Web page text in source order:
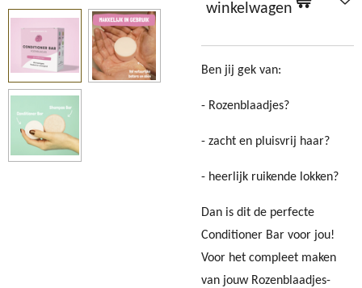
winkelwagen
Ben jij gek van:
- Rozenblaadjes?
- zacht en pluisvrij haar?
- heerlijk ruikende lokken?
Dan is dit de perfecte
Conditioner Bar voor jou!
Voor het compleet maken
van jouw Rozenblaadjes-